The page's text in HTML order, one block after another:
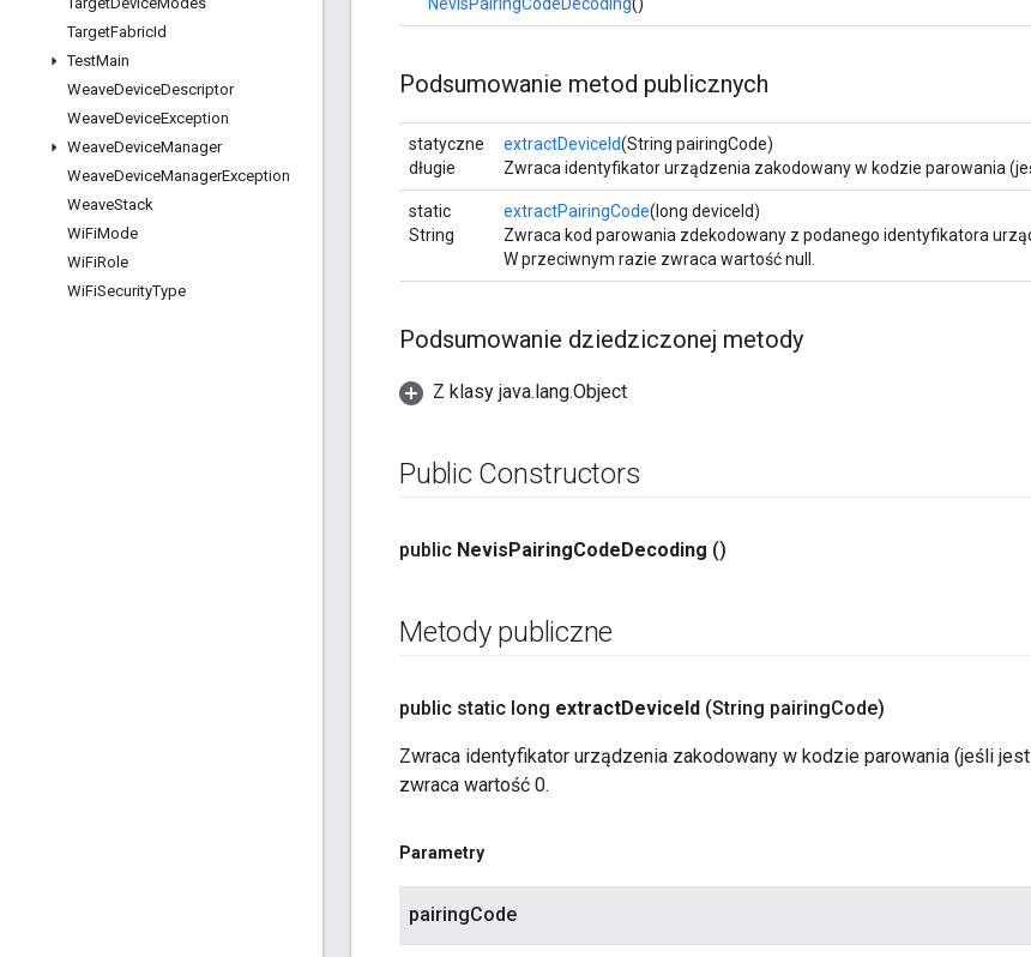
TargetFabricId
TestMain
WeaveDeviceDescriptor
WeaveDeviceException
WeaveDeviceManager
WeaveDeviceManagerException
WeaveStack
WiFiMode
WiFiRole
WiFiSecurityType
Podsumowanie metod publicznych
statyczne
długie
extractDeviceId(String pairingCode)
Zwraca identyfikator urządzenia zakodowany w kodzie parowania
static
String
extractPairingCode(long deviceId)
Zwraca kod parowania zdekodowany z podanego identyfikatora
W przeciwnym razie zwraca wartość null.
Podsumowanie dziedziczonej metody
Z klasy java.lang.Object
Public Constructors
public NevisPairingCodeDecoding ()
Metody publiczne
public static long extractDeviceId (String pairingCode)
Zwraca identyfikator urządzenia zakodowany w kodzie parowania (jeśli
zwraca wartość 0.
Parametry
pairingCode